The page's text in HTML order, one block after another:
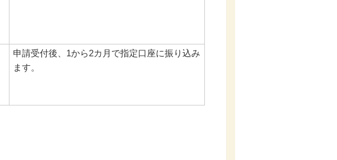
申請受付後、1から2カ月で指定口座に振り込み
ます。